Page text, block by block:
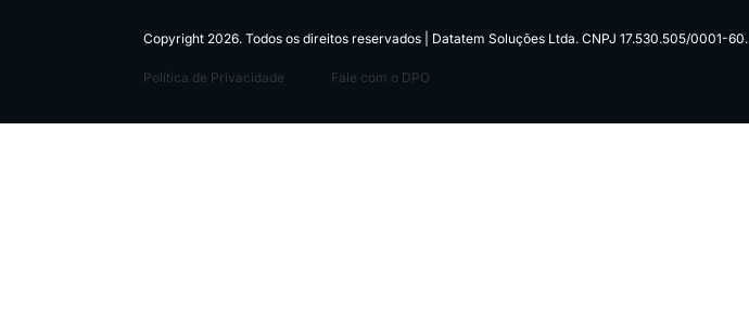
Copyright 2026. Todos os direitos reservados | Datatem Soluções Ltda. CNPJ 17.530.505/0001-60.
Política de Privacidade Fale com o DPO